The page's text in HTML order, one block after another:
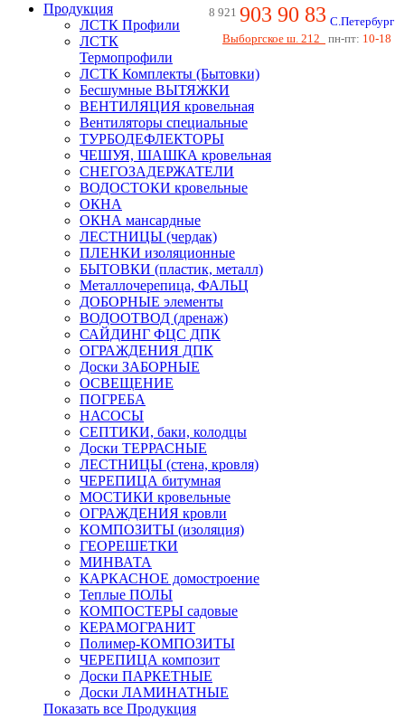
8 921 903 90 83 С.Петербург
Выборгское ш. 212
пн-пт: 10-18
Продукция
ЛСТК Профили
ЛСТК
Термопрофили
ЛСТК Комплекты (Бытовки)
Бесшумные ВЫТЯЖКИ
ВЕНТИЛЯЦИЯ кровельная
Вентиляторы специальные
ТУРБОДЕФЛЕКТОРЫ
ЧЕШУЯ, ШАШКА кровельная
СНЕГОЗАДЕРЖАТЕЛИ
ВОДОСТОКИ кровельные
ОКНА
ОКНА мансардные
ЛЕСТНИЦЫ (чердак)
ПЛЕНКИ изоляционные
БЫТОВКИ (пластик, металл)
Металлочерепица, ФАЛЬЦ
ДОБОРНЫЕ элементы
ВОДООТВОД (дренаж)
САЙДИНГ ФЦС ДПК
ОГРАЖДЕНИЯ ДПК
Доски ЗАБОРНЫЕ
ОСВЕЩЕНИЕ
ПОГРЕБА
НАСОСЫ
СЕПТИКИ, баки, колодцы
Доски ТЕРРАСНЫЕ
ЛЕСТНИЦЫ (стена, кровля)
ЧЕРЕПИЦА битумная
МОСТИКИ кровельные
ОГРАЖДЕНИЯ кровли
КОМПОЗИТЫ (изоляция)
ГЕОРЕШЕТКИ
МИНВАТА
КАРКАСНОЕ домостроение
Теплые ПОЛЫ
КОМПОСТЕРЫ садовые
КЕРАМОГРАНИТ
Полимер-КОМПОЗИТЫ
ЧЕРЕПИЦА композит
Доски ПАРКЕТНЫЕ
Доски ЛАМИНАТНЫЕ
Показать все Продукция